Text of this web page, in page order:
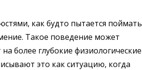
как будто пытается поймать
Такое поведение может
более глубокие физиологические
это как ситуацию, когда